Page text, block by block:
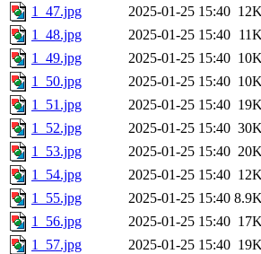
1_47.jpg 2025-01-25 15:40
1_48.jpg
2025-01-25 15:40
1_49.jpg
2025-01-25 15:40
1_50.jpg
2025-01-25 15:40
1_51.jpg
2025-01-25 15:40
1_52.jpg
2025-01-25 15:40
1_53.jpg
2025-01-25 15:40
1_54.jpg
2025-01-25 15:40
1_55.jpg
2025-01-25 15:40
1_56.jpg
2025-01-25 15:40
1_57.jpg
2025-01-25 15:40